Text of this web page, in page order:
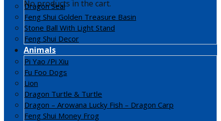
No products in the cart.
Dragon Seal
Feng Shui Golden Treasure Basin
Stone Ball With Light Stand
Feng Shui Decor
Animals
Pi Yao /Pi Xiu
Fu Foo Dogs
Lion
Dragon Turtle & Turtle
Dragon – Arowana Lucky Fish – Dragon Carp
Feng Shui Money Frog